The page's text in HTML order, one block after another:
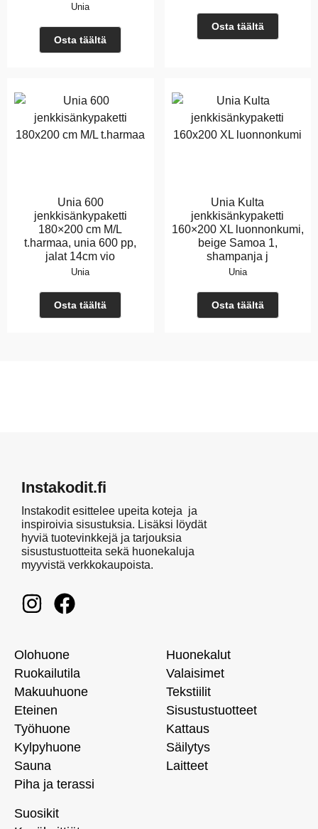
Unia
Osta täältä
Osta täältä
Unia 600
jenkkisänkypaketti
180×200 cm M/L
t.harmaa, unia 600 pp,
jalat 14cm vio
Unia
Osta täältä
Unia Kulta
jenkkisänkypaketti
160×200 XL luonnonkumi,
beige Samoa 1,
shampanja j
Unia
Osta täältä
Instakodit.fi
Instakodit esittelee upeita koteja ja
inspiroivia sisustuksia. Lisäksi löydät
hyviä tuotevinkkejä ja tarjouksia
sisustustuotteita sekä huonekaluja
myyvistä verkkokaupoista.
Olohuone
Ruokailutila
Makuuhuone
Eteinen
Työhuone
Kylpyhuone
Sauna
Piha ja terassi
Huonekalut
Valaisimet
Tekstiilit
Sisustustuotteet
Kattaus
Säilytys
Laitteet
Suosikit